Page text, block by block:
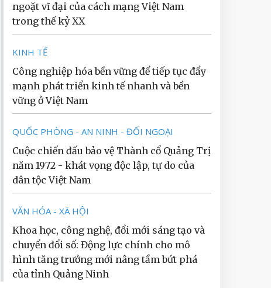
ngoặt vĩ đại của cách mạng Việt Nam
trong thế kỷ XX
KINH TẾ
Công nghiệp hóa bền vững để tiếp tục đẩy
mạnh phát triển kinh tế nhanh và bền
vững ở Việt Nam
QUỐC PHÒNG - AN NINH - ĐỐI NGOẠI
Cuộc chiến đấu bảo vệ Thành cổ Quảng Trị
năm 1972 - khát vọng độc lập, tự do của
dân tộc Việt Nam
VĂN HÓA - XÃ HỘI
Khoa học, công nghệ, đổi mới sáng tạo và
chuyển đổi số: Động lực chính cho mô
hình tăng trưởng mới nâng tầm bứt phá
của tỉnh Quảng Ninh